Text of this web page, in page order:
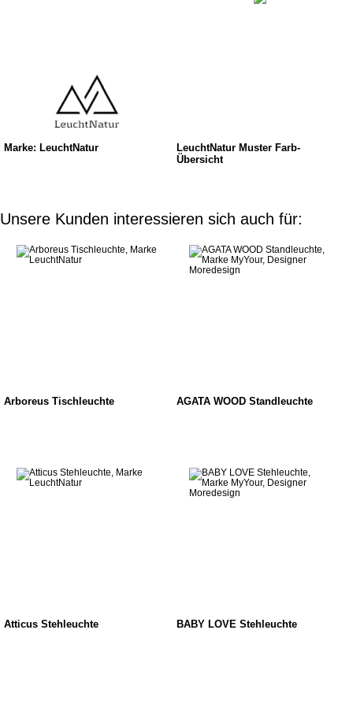
Marke: LeuchtNatur
LeuchtNatur Muster Farb-
Übersicht
Unsere Kunden interessieren sich auch für:
Arboreus Tischleuchte AGATA WOOD Standleuchte
Atticus Stehleuchte BABY LOVE Stehleuchte